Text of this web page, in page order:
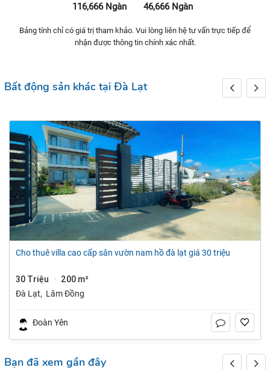
116,666 Ngàn 46,666 Ngàn
Bảng tính chỉ có giá trị tham khảo. Vui lòng liên hệ tư vấn trực tiếp để
nhận được thông tin chính xác nhất.
Bất động sản khác tại Đà Lạt
cho thuê villa cao cấp sân vườn nam hồ đà lạt giá 30 triệu
30 Triệu · 200 m²
Đà Lạt, Lâm Đồng
Đoàn Yên
Bạn đã xem gần đây